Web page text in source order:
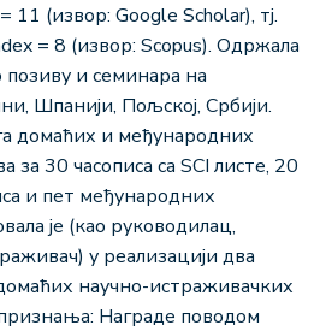
11 (извор: Google Scholar), тј.
= 8 (извор: Scopus). Одржала
и семинара на
Шпанији, Пољској, Србији.
домаћих и међународних
за 30 часописа са SCI листе, 20
и пет међународних
је (као руководилац,
у реализацији два
научно-истраживачких
Награде поводом